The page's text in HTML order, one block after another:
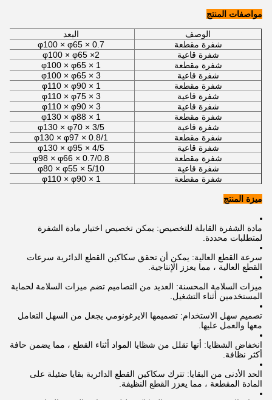
مواصفات المنتج
الوصف
البعد
شفرة مقطعة
φ100 × φ65 × 0.7
شفرة قاعية
φ100 × φ65 ×2
شفرة مقطعة
φ100 × φ65 × 1
شفرة قاعية
φ100 × φ65 × 3
شفرة مقطعة
φ110 × φ90 × 1
شفرة قاعية
φ110 × φ75 × 3
شفرة قاعية
φ110 × φ90 × 3
شفرة مقطعة
φ130 × φ88 × 1
شفرة قاعية
φ130 × φ70 × 3/5
شفرة مقطعة
φ130 × φ97 × 0.8/1
شفرة قاعية
φ130 × φ95 × 4/5
شفرة مقطعة
φ98 × φ66 × 0.7/0.8
شفرة قاعية
φ80 × φ55 × 5/10
شفرة مقطعة
φ110 × φ90 × 1
ميزة المنتج
مادة الشفرة القابلة للتخصيص: يمكن تخصيص اختيار مادة الشفرة
لمتطلبات محددة.
سرعة القطع العالية: يمكن أن تحقق سكاكين القطع الدائرية سرعات
القطع العالية ، مما يعزز الإنتاجية.
ميزات السلامة المحسنة: العديد من التصاميم تضم ميزات السلامة لحماية
المستخدمين أثناء التشغيل.
تصميم سهل الاستخدام: تصميمها الايرغونومي يجعل من السهل التعامل
معها والعمل عليها.
انخفاض الشظايا: أنها تقلل من شظايا المواد أثناء القطع ، مما يضمن حافة
أكثر نظافة.
الحد الأدنى من البقايا: تترك سكاكين القطع الدائرية بقايا ضئيلة على
المادة المقطعة ، مما يعزز القطع النظيفة.